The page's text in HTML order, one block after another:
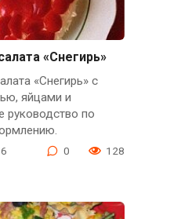
«Снегирь»
«Снегирь» с
яйцами и
руководство по
6 0 128